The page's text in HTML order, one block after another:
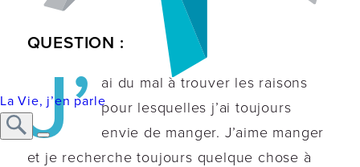
La Vie, j’en parle
QUESTION :
J’ ai du mal à trouver les raisons
pour lesquelles j’ai toujours
envie de manger. J’aime manger
et je recherche toujours quelque chose à